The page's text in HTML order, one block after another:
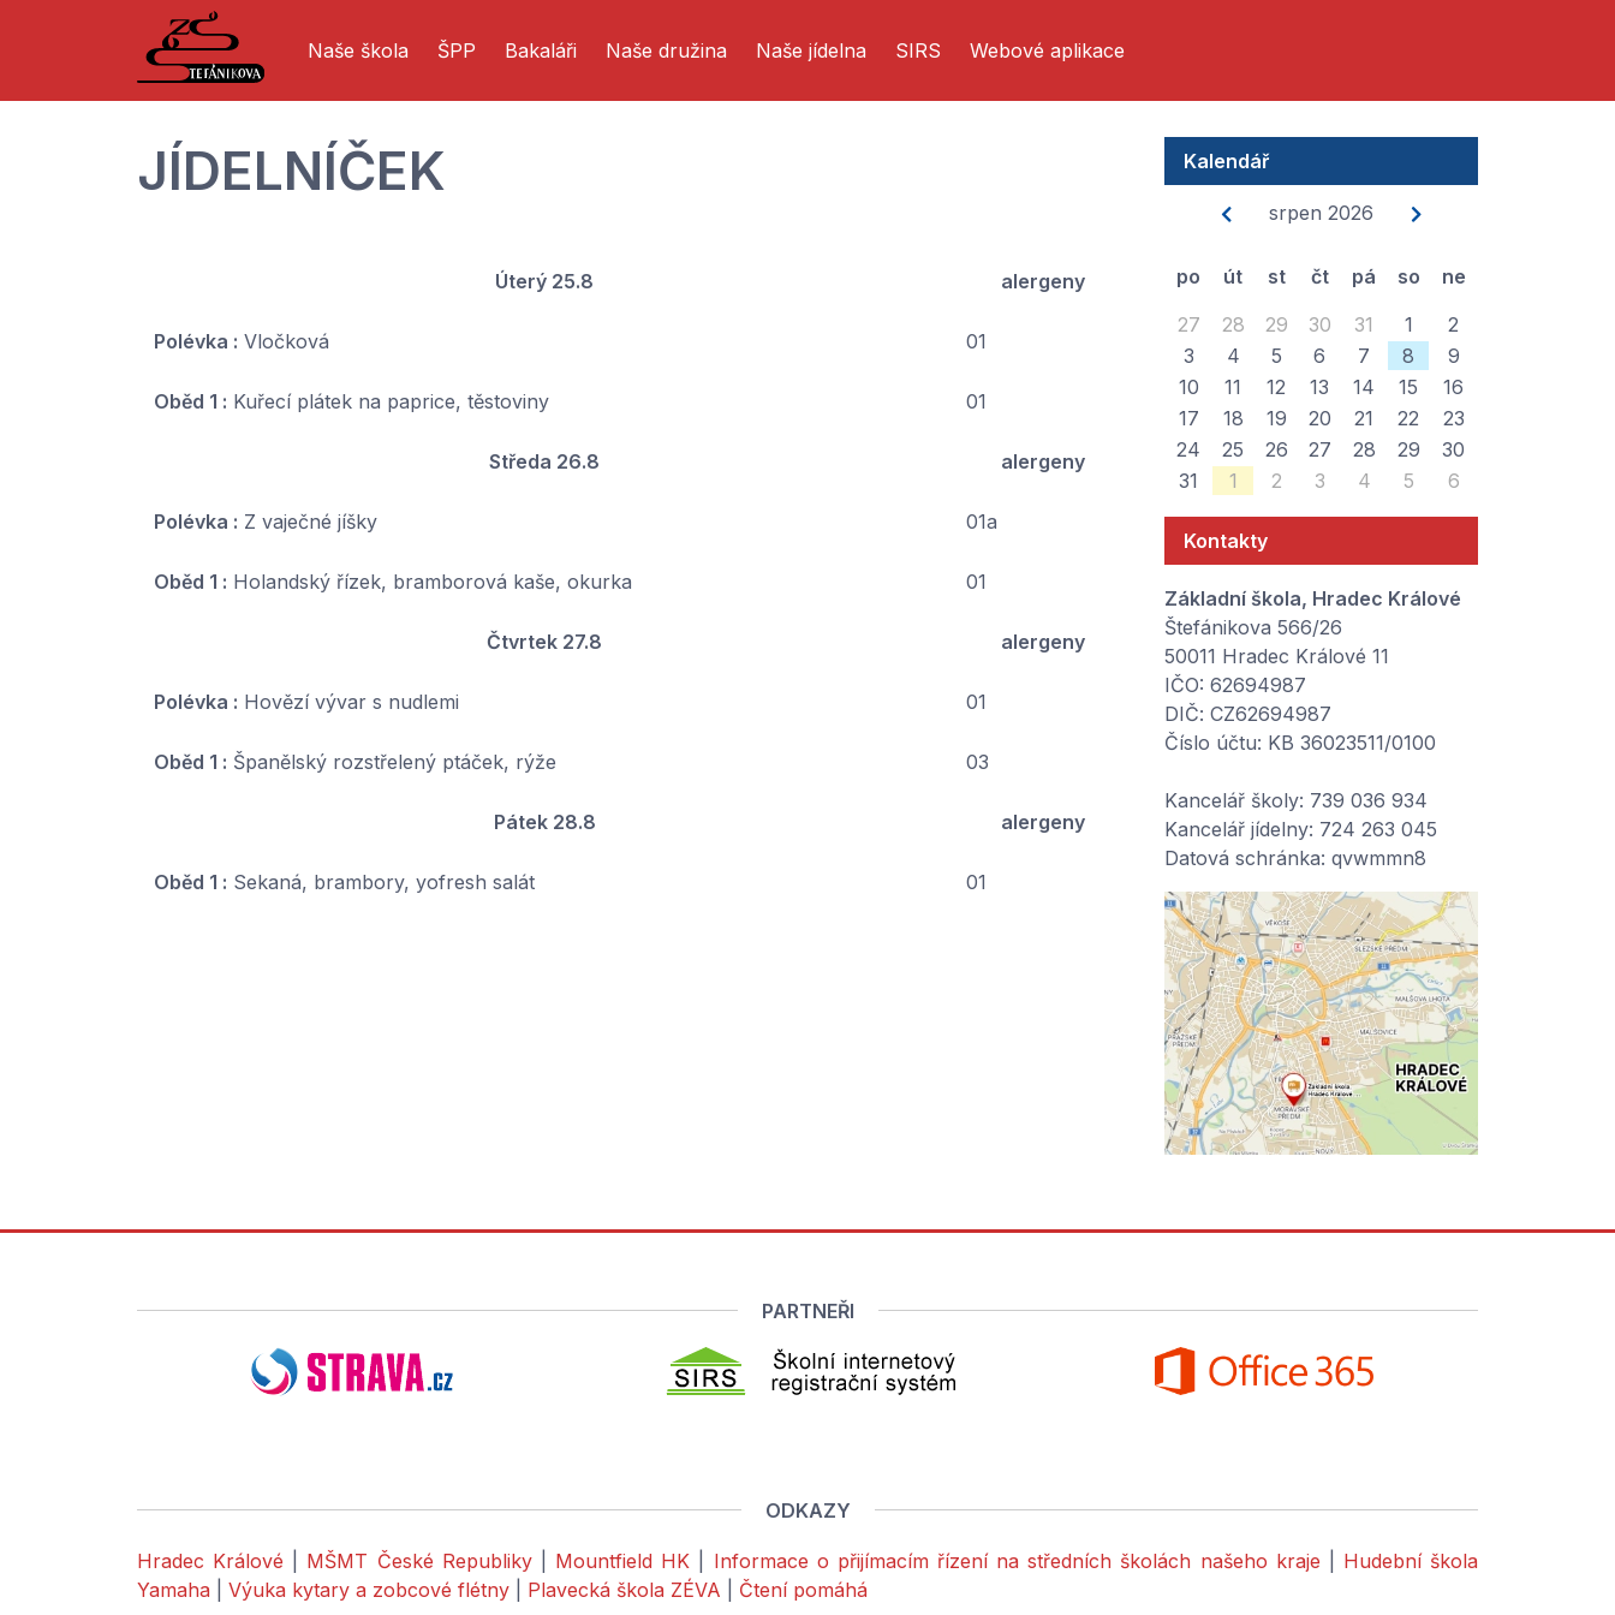
Naše škola ŠPP Bakaláři Naše družina Naše jídelna SIRS Webové aplikace
JÍDELNÍČEK
Úterý 25.8 alergeny
Polévka : Vločková 01
Oběd 1 : Kuřecí plátek na paprice, těstoviny 01
Středa 26.8 alergeny
Polévka : Z vaječné jíšky 01a
Oběd 1 : Holandský řízek, bramborová kaše, okurka 01
Čtvrtek 27.8 alergeny
Polévka : Hovězí vývar s nudlemi 01
Oběd 1 : Španělský rozstřelený ptáček, rýže 03
Pátek 28.8 alergeny
Oběd 1 : Sekaná, brambory, yofresh salát 01
Kalendář
srpen 2026
po út st čt pá so
ne
27
28 29 30 31 1
2
3
4 5 6 7 8
9
10
11 12 13 14 15
16
17
18 19 20 21 22
23
24
25 26 27 28 29
30
31
1 2 3 4 5 6
Kontakty
Základní škola, Hradec Králové
Štefánikova 566/26
50011 Hradec Králové 11
IČO: 62694987
DIČ: CZ62694987
Číslo účtu: KB 36023511/0100
Kancelář školy: 739 036 934
Kancelář jídelny: 724 263 045
Datová schránka: qvwmmn8
PARTNEŘI
ODKAZY
Hradec Králové MŠMT České Republiky| Mountfield HK Informace o přijímacím řízení na středních školách našeho kraje
Hudební škola
Yamaha
Výuka kytary a zobcové flétny Plavecká škola ZÉVA Čtení pomáhá